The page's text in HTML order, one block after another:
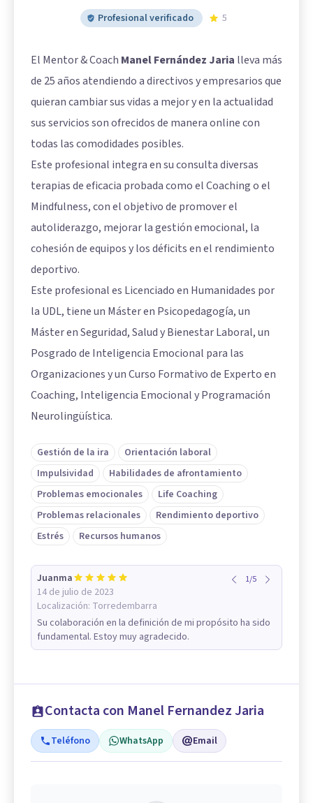
Profesional verificado 5
El Mentor & Coach Manel Fernández Jaria lleva más
de 25 años atendiendo a directivos y empresarios que
quieran cambiar sus vidas a mejor y en la actualidad
sus servicios son ofrecidos de manera online con
todas las comodidades posibles.
Este profesional integra en su consulta diversas
terapias de eficacia probada como el Coaching o el
Mindfulness, con el objetivo de promover el
autoliderazgo, mejorar la gestión emocional, la
cohesión de equipos y los déficits en el rendimiento
deportivo.
Este profesional es Licenciado en Humanidades por
la UDL, tiene un Máster en Psicopedagogía, un
Máster en Seguridad, Salud y Bienestar Laboral, un
Posgrado de Inteligencia Emocional para las
Organizaciones y un Curso Formativo de Experto en
Coaching, Inteligencia Emocional y Programación
Neurolingüística.
Gestión de la ira
Orientación laboral
Impulsividad
Habilidades de afrontamiento
Problemas emocionales
Life Coaching
Problemas relacionales
Rendimiento deportivo
Estrés
Recursos humanos
Juanma
14 de julio de 2023
Localización: Torredembarra
1/5
Su colaboración en la definición de mi propósito ha sido
fundamental. Estoy muy agradecido.
Contacta con Manel Fernandez Jaria
Teléfono WhatsApp Email